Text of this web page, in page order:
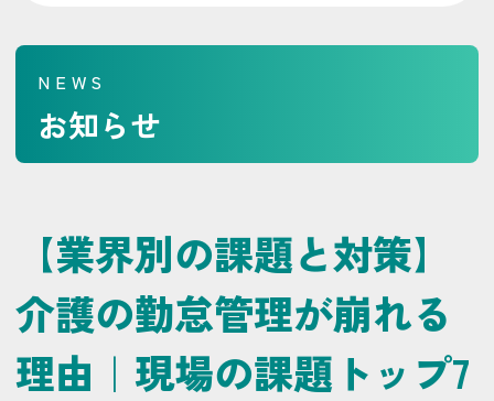
NEWS
お知らせ
【業界別の課題と対策】
介護の勤怠管理が崩れる
理由｜現場の課題トップ7